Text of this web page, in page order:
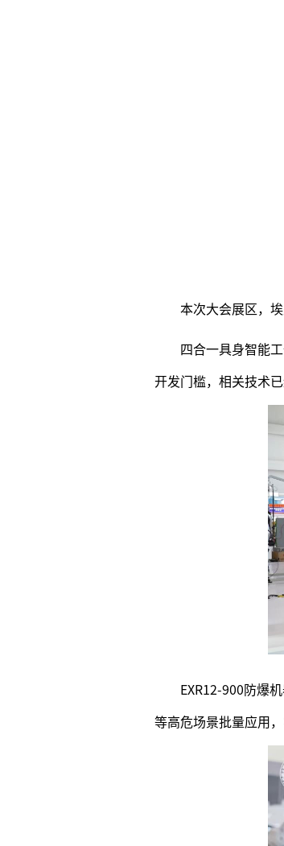
本次大会展区，
四合一具身智能
开发门槛，相关技术
EXR12-900防爆
等高危场景批量应用